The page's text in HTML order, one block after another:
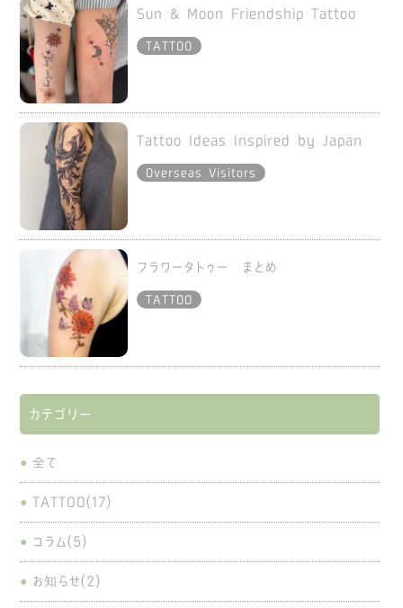
Sun & Moon Friendship Tattoo
TATTOO
Tattoo Ideas Inspired by Japan
Overseas Visitors
フラワータトゥー まとめ
TATTOO
カテゴリー
全て
TATTOO(17)
コラム(5)
お知らせ(2)